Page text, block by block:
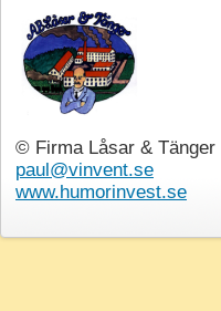
© Firma Låsar & Tänger
paul@vinvent.se
www.humorinvest.se